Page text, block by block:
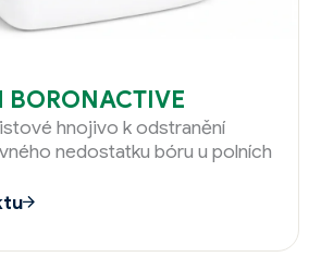
BORONACTIVE
hnojivo k odstranění
nedostatku bóru u polních